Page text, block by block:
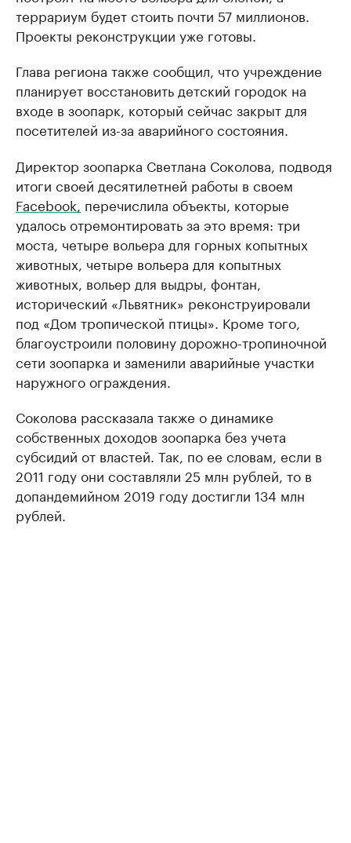
террариум будет стоить почти 57 миллионов.
Проекты реконструкции уже готовы.
Глава региона также сообщил, что учреждение
планирует восстановить детский городок на
входе в зоопарк, который сейчас закрыт для
посетителей из-за аварийного состояния.
Директор зоопарка Светлана Соколова, подводя
итоги своей десятилетней работы в своем
Facebook, перечислила объекты, которые
удалось отремонтировать за это время: три
моста, четыре вольера для горных копытных
животных, четыре вольера для копытных
животных, вольер для выдры, фонтан,
исторический «Львятник» реконструировали
под «Дом тропической птицы». Кроме того,
благоустроили половину дорожно-тропиночной
сети зоопарка и заменили аварийные участки
наружного ограждения.
Соколова рассказала также о динамике
собственных доходов зоопарка без учета
субсидий от властей. Так, по ее словам, если в
2011 году они составляли 25 млн рублей, то в
допандемийном 2019 году достигли 134 млн
рублей.